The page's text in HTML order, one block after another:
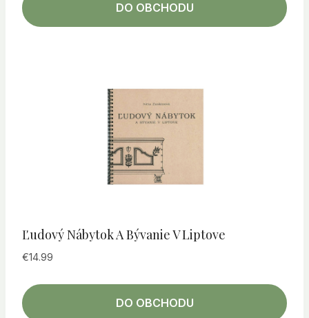
DO OBCHODU
Ľudový Nábytok A Bývanie V Liptove
€14.99
DO OBCHODU